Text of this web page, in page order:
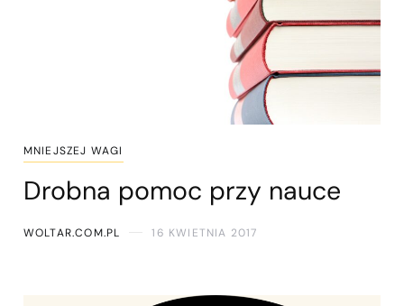
MNIEJSZEJ WAGI
Drobna pomoc przy nauce
WOLTAR.COM.PL 16 KWIETNIA 2017